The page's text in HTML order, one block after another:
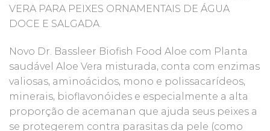
VERA PARA PEIXES ORNAMENTAIS DE ÁGUA
DOCE E SALGADA.
Novo Dr. Bassleer Biofish Food Aloe com Planta
saudável Aloe Vera misturada, conta com enzimas
valiosas, aminoácidos, mono e polissacarídeos,
minerais, bioflavonóides e especialmente a alta
proporção de acemanan que ajuda seus peixes a
se protegerem contra parasitas da pele (como